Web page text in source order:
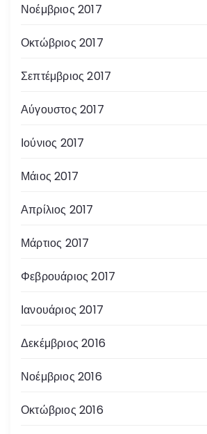
Νοέμβριος 2017
Οκτώβριος 2017
Σεπτέμβριος 2017
Αύγουστος 2017
Ιούνιος 2017
Μάιος 2017
Απρίλιος 2017
Μάρτιος 2017
Φεβρουάριος 2017
Ιανουάριος 2017
Δεκέμβριος 2016
Νοέμβριος 2016
Οκτώβριος 2016